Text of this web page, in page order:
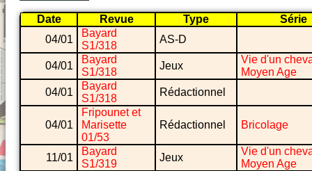
Date Revue Type
Série
04/01
Bayard
S1/318
AS-D
04/01
Bayard
S1/318
Jeux
Vie d'un
Moyen Age
04/01
Bayard
S1/318
Rédactionnel
04/01
Fripounet et
Marisette
01/53
Rédactionnel Bricolage
11/01
Bayard
S1/319
Jeux
Vie d'un
Moyen Age